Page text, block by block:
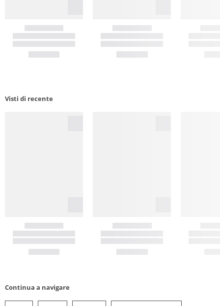
Visti di recente
Continua a navigare